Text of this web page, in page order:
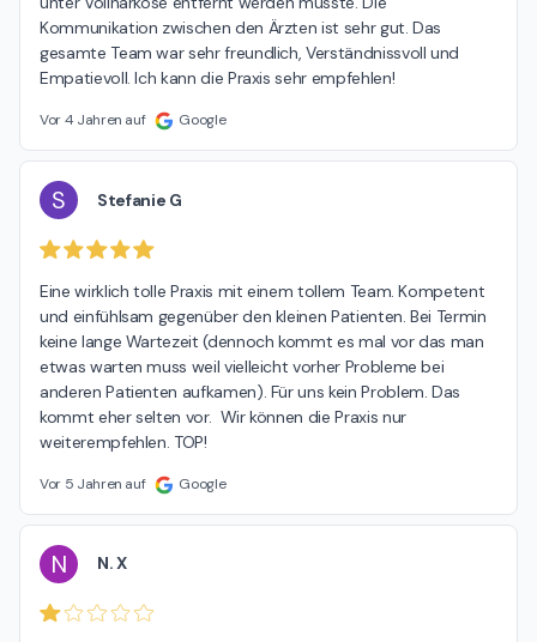
Kommunikation zwischen den Ärzten ist sehr gut. Das
gesamte Team war sehr freundlich, Verständnissvoll und
Empatievoll. Ich kann die Praxis sehr empfehlen!
Vor 4 Jahren auf Google
S Stefanie G
Eine wirklich tolle Praxis mit einem tollem Team. Kompetent
und einfühlsam gegenüber den kleinen Patienten. Bei Termin
keine lange Wartezeit (dennoch kommt es mal vor das man
etwas warten muss weil vielleicht vorher Probleme bei
anderen Patienten aufkamen). Für uns kein Problem. Das
kommt eher selten vor.  Wir können die Praxis nur
weiterempfehlen. TOP!
Vor 5 Jahren auf Google
N N. X